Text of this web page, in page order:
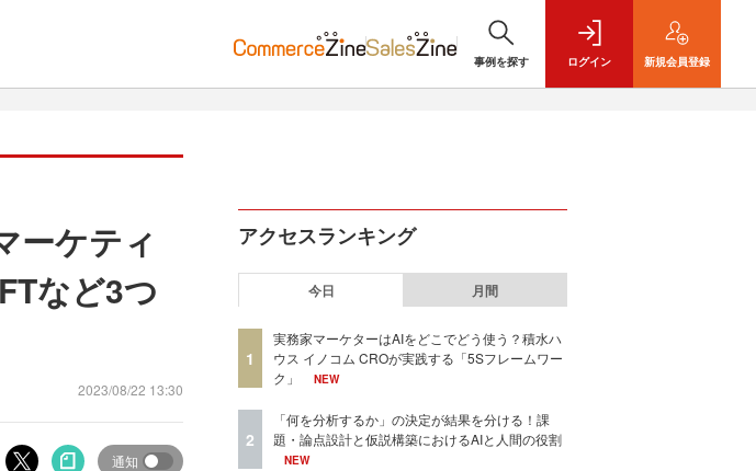
事例を探す ログイン 新規会員登録
ーケティ
など3つ
2023/08/22 13:30
通知
アクセスランキング
今日 月間
1
実務家マーケターはAIをどこでどう使う？積水ハ
ウス イノコム CROが実践する「5Sフレームワー
ク」
NEW
2
「何を分析するか」の決定が結果を分ける！課
題・論点設計と仮説構築におけるAIと人間の役割
NEW